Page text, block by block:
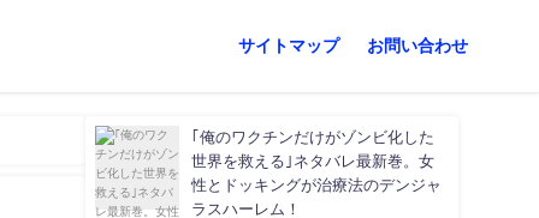
サイトマップ お問い合わせ
｢俺のワクチンだけがゾンビ化した
世界を救える｣ネタバレ最新巻。女
性とドッキングが治療法のデンジャ
ラスハーレム！